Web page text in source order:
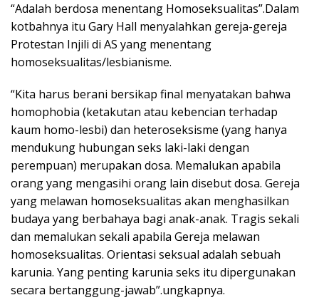
“Adalah berdosa menentang Homoseksualitas”.Dalam
kotbahnya itu Gary Hall menyalahkan gereja-gereja
Protestan Injili di AS yang menentang
homoseksualitas/lesbianisme.
“Kita harus berani bersikap final menyatakan bahwa
homophobia (ketakutan atau kebencian terhadap
kaum homo-lesbi) dan heteroseksisme (yang hanya
mendukung hubungan seks laki-laki dengan
perempuan) merupakan dosa. Memalukan apabila
orang yang mengasihi orang lain disebut dosa. Gereja
yang melawan homoseksualitas akan menghasilkan
budaya yang berbahaya bagi anak-anak. Tragis sekali
dan memalukan sekali apabila Gereja melawan
homoseksualitas. Orientasi seksual adalah sebuah
karunia. Yang penting karunia seks itu dipergunakan
secara bertanggung-jawab”.ungkapnya.